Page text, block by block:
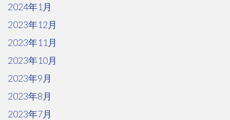
2024年1月
2023年12月
2023年11月
2023年10月
2023年9月
2023年8月
2023年7月